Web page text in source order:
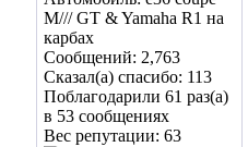
M/// GT & Yamaha R1 на
карбах
Сообщений: 2,763
Сказал(а) спасибо: 113
Поблагодарили 61 раз(а)
в 53 сообщениях
Вес репутации: 63